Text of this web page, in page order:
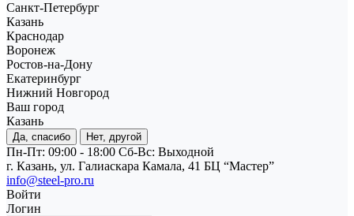
Санкт-Петербург
Казань
Краснодар
Воронеж
Ростов-на-Дону
Екатеринбург
Нижний Новгород
Ваш город
Казань
Да, спасибо Нет, другой
Пн-Пт: 09:00 - 18:00 Cб-Вс: Выходной
г. Казань, ул. Галиаскара Камала, 41 БЦ “Мастер”
info@steel-pro.ru
Войти
Логин